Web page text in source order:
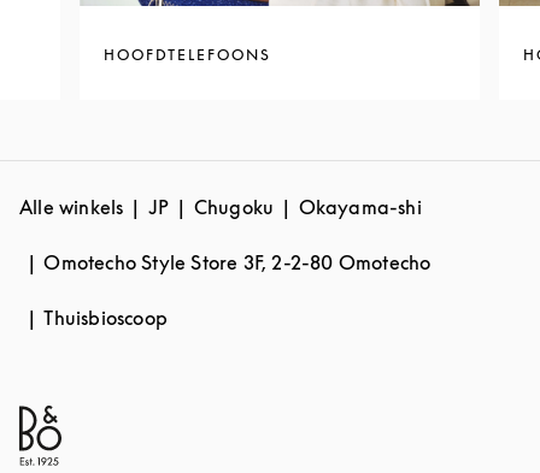
HOOFDTELEFOONS
Alle winkels JP Chugoku Okayama-shi
Omotecho Style Store 3F, 2-2-80 Omotecho
Thuisbioscoop